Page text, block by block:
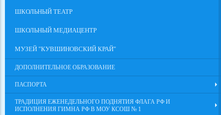
ШКОЛЬНЫЙ ТЕАТР
ШКОЛЬНЫЙ МЕДИАЦЕНТР
МУЗЕЙ "КУВШИНОВСКИЙ КРАЙ"
ДОПОЛНИТЕЛЬНОЕ ОБРАЗОВАНИЕ
ПАСПОРТА
ТРАДИЦИЯ ЕЖЕНЕДЕЛЬНОГО ПОДНЯТИЯ ФЛАГА РФ И
ИСПОЛНЕНИЯ ГИМНА РФ В МОУ КСОШ № 1